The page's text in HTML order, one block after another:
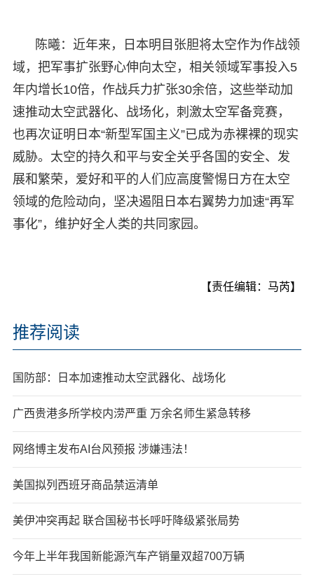
陈曦：近年来，日本明目张胆将太空作为作战领
域，把军事扩张野心伸向太空，相关领域军事投入5
年内增长10倍，作战兵力扩张30余倍，这些举动加
速推动太空武器化、战场化，刺激太空军备竞赛，
也再次证明日本“新型军国主义”已成为赤裸裸的现实
威胁。太空的持久和平与安全关乎各国的安全、发
展和繁荣，爱好和平的人们应高度警惕日方在太空
领域的危险动向，坚决遏阻日本右翼势力加速“再军
事化”，维护好全人类的共同家园。
【责任编辑：马芮】
推荐阅读
国防部：日本加速推动太空武器化、战场化
广西贵港多所学校内涝严重 万余名师生紧急转移
网络博主发布AI台风预报 涉嫌违法！
美国拟列西班牙商品禁运清单
美伊冲突再起 联合国秘书长呼吁降级紧张局势
今年上半年我国新能源汽车产销量双超700万辆